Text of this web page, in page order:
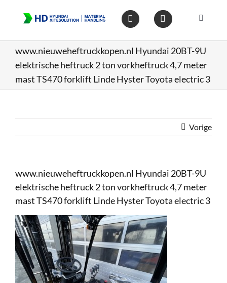
inhoud
Toggle
www.nieuweheftruckkopen.nl Hyundai 20BT-9U
elektrische heftruck 2 ton vorkheftruck 4,7 meter
mast TS470 forklift Linde Hyster Toyota electric 3
Vorige
www.nieuweheftruckkopen.nl Hyundai 20BT-9U
elektrische heftruck 2 ton vorkheftruck 4,7 meter
mast TS470 forklift Linde Hyster Toyota electric 3